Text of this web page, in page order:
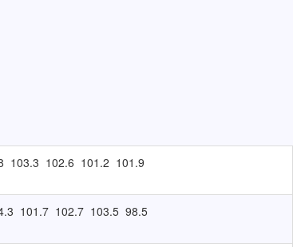
103.3 102.6 101.2 101.9
101.7 102.7 103.5 98.5